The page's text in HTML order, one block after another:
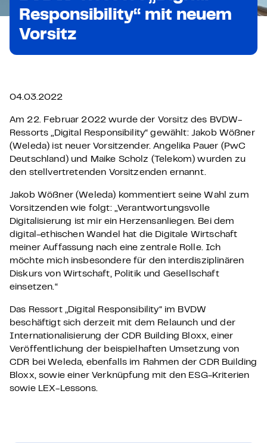
Responsibility“ mit neuem
Vorsitz
04.03.2022
Am 22. Februar 2022 wurde der Vorsitz des BVDW-
Ressorts „Digital Responsibility“ gewählt: Jakob Wößner
(Weleda) ist neuer Vorsitzender. Angelika Pauer (PwC
Deutschland) und Maike Scholz (Telekom) wurden zu
den stellvertretenden Vorsitzenden ernannt.
Jakob Wößner (Weleda) kommentiert seine Wahl zum
Vorsitzenden wie folgt: „Verantwortungsvolle
Digitalisierung ist mir ein Herzensanliegen. Bei dem
digital-ethischen Wandel hat die Digitale Wirtschaft
meiner Auffassung nach eine zentrale Rolle. Ich
möchte mich insbesondere für den interdisziplinären
Diskurs von Wirtschaft, Politik und Gesellschaft
einsetzen.“
Das Ressort „Digital Responsibility“ im BVDW
beschäftigt sich derzeit mit dem Relaunch und der
Internationalisierung der CDR Building Bloxx, einer
Veröffentlichung der beispielhaften Umsetzung von
CDR bei Weleda, ebenfalls im Rahmen der CDR Building
Bloxx, sowie einer Verknüpfung mit den ESG-Kriterien
sowie LEX-Lessons.